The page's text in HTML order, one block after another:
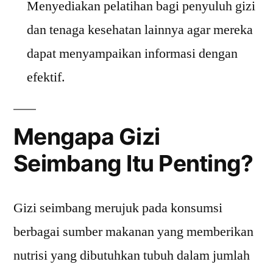
Menyediakan pelatihan bagi penyuluh gizi
dan tenaga kesehatan lainnya agar mereka
dapat menyampaikan informasi dengan
efektif.
Mengapa Gizi
Seimbang Itu Penting?
Gizi seimbang merujuk pada konsumsi
berbagai sumber makanan yang memberikan
nutrisi yang dibutuhkan tubuh dalam jumlah